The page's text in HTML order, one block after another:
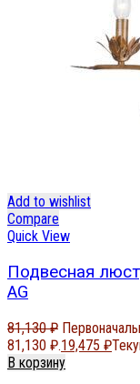
Add to wishlist
Compare
Quick View
Подвесная
AG
81,130₽
81,130 ₽.19,475 ₽
В корзину